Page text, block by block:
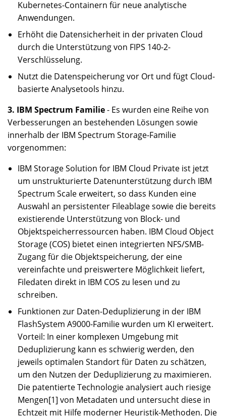
Kubernetes-Containern für neue analytische
Anwendungen.
Erhöht die Datensicherheit in der privaten Cloud
durch die Unterstützung von FIPS 140-2-
Verschlüsselung.
Nutzt die Datenspeicherung vor Ort und fügt Cloud-
basierte Analysetools hinzu.
3. IBM Spectrum Familie- Es wurden eine Reihe von
Verbesserungen an bestehenden Lösungen sowie
innerhalb der IBM Spectrum Storage-Familie
vorgenommen:
IBM Storage Solution for IBM Cloud Private ist jetzt
um unstrukturierte Datenunterstützung durch IBM
Spectrum Scale erweitert, so dass Kunden eine
Auswahl an persistenter Fileablage sowie die bereits
existierende Unterstützung von Block- und
Objektspeicherressourcen haben. IBM Cloud Object
Storage (COS) bietet einen integrierten NFS/SMB-
Zugang für die Objektspeicherung, der eine
vereinfachte und preiswertere Möglichkeit liefert,
Filedaten direkt in IBM COS zu lesen und zu
schreiben.
Funktionen zur Daten-Deduplizierung in der IBM
FlashSystem A9000-Familie wurden um KI erweitert.
Vorteil: In einer komplexen Umgebung mit
Deduplizierung kann es schwierig werden, den
jeweils optimalen Standort für Daten zu schätzen,
um den Nutzen der Deduplizierung zu maximieren.
Die patentierte Technologie analysiert auch riesige
Mengen[1] von Metadaten und untersucht diese in
Echtzeit mit Hilfe moderner Heuristik-Methoden. Die